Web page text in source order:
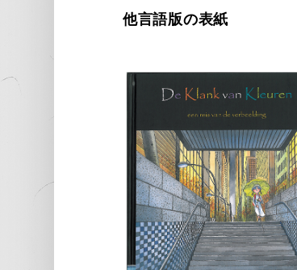
他言語版の表紙